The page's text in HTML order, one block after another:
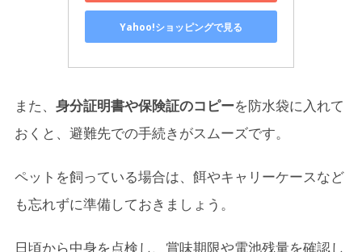
Yahoo!ショッピングで見る
また、 身分証明書や保険証のコピーを防水袋に入れて
おくと、避難先での手続きがスムーズです。
ペットを飼っている場合は、餌やキャリーケースなど
も忘れずに準備しておきましょう。
日頃から中身を点検し、賞味期限や電池残量を確認し